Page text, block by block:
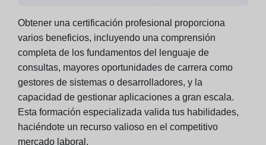
Obtener una certificación profesional proporciona
varios beneficios, incluyendo una comprensión
completa de los fundamentos del lenguaje de
consultas, mayores oportunidades de carrera como
gestores de sistemas o desarrolladores, y la
capacidad de gestionar aplicaciones a gran escala.
Esta formación especializada valida tus habilidades,
haciéndote un recurso valioso en el competitivo
mercado laboral.